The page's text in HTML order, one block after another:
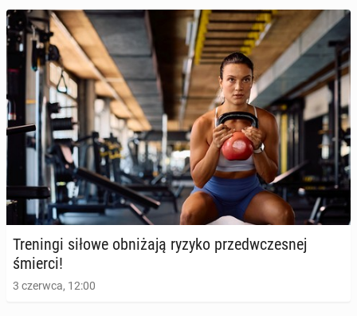
Więcej przy­ja­ciół mają ci, którzy mieli lepsze relacje
ro­dzin­ne w dzie­ciń­stwie
21 lutego, 09:00
Tre­nin­gi siłowe ob­ni­ża­ją ryzyko przed­wcze­snej
śmierci!
3 czerwca, 12:00